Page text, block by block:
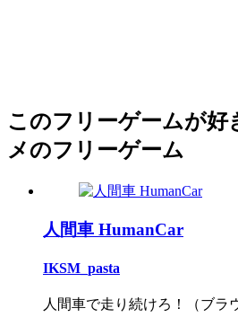
このフリーゲームが好
メのフリーゲーム
人間車 HumanCar
IKSM_pasta
人間車で走り続けろ！（ブラ